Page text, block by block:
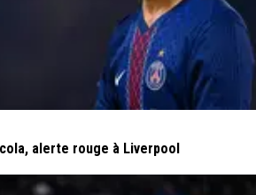
alerte rouge à Liverpool